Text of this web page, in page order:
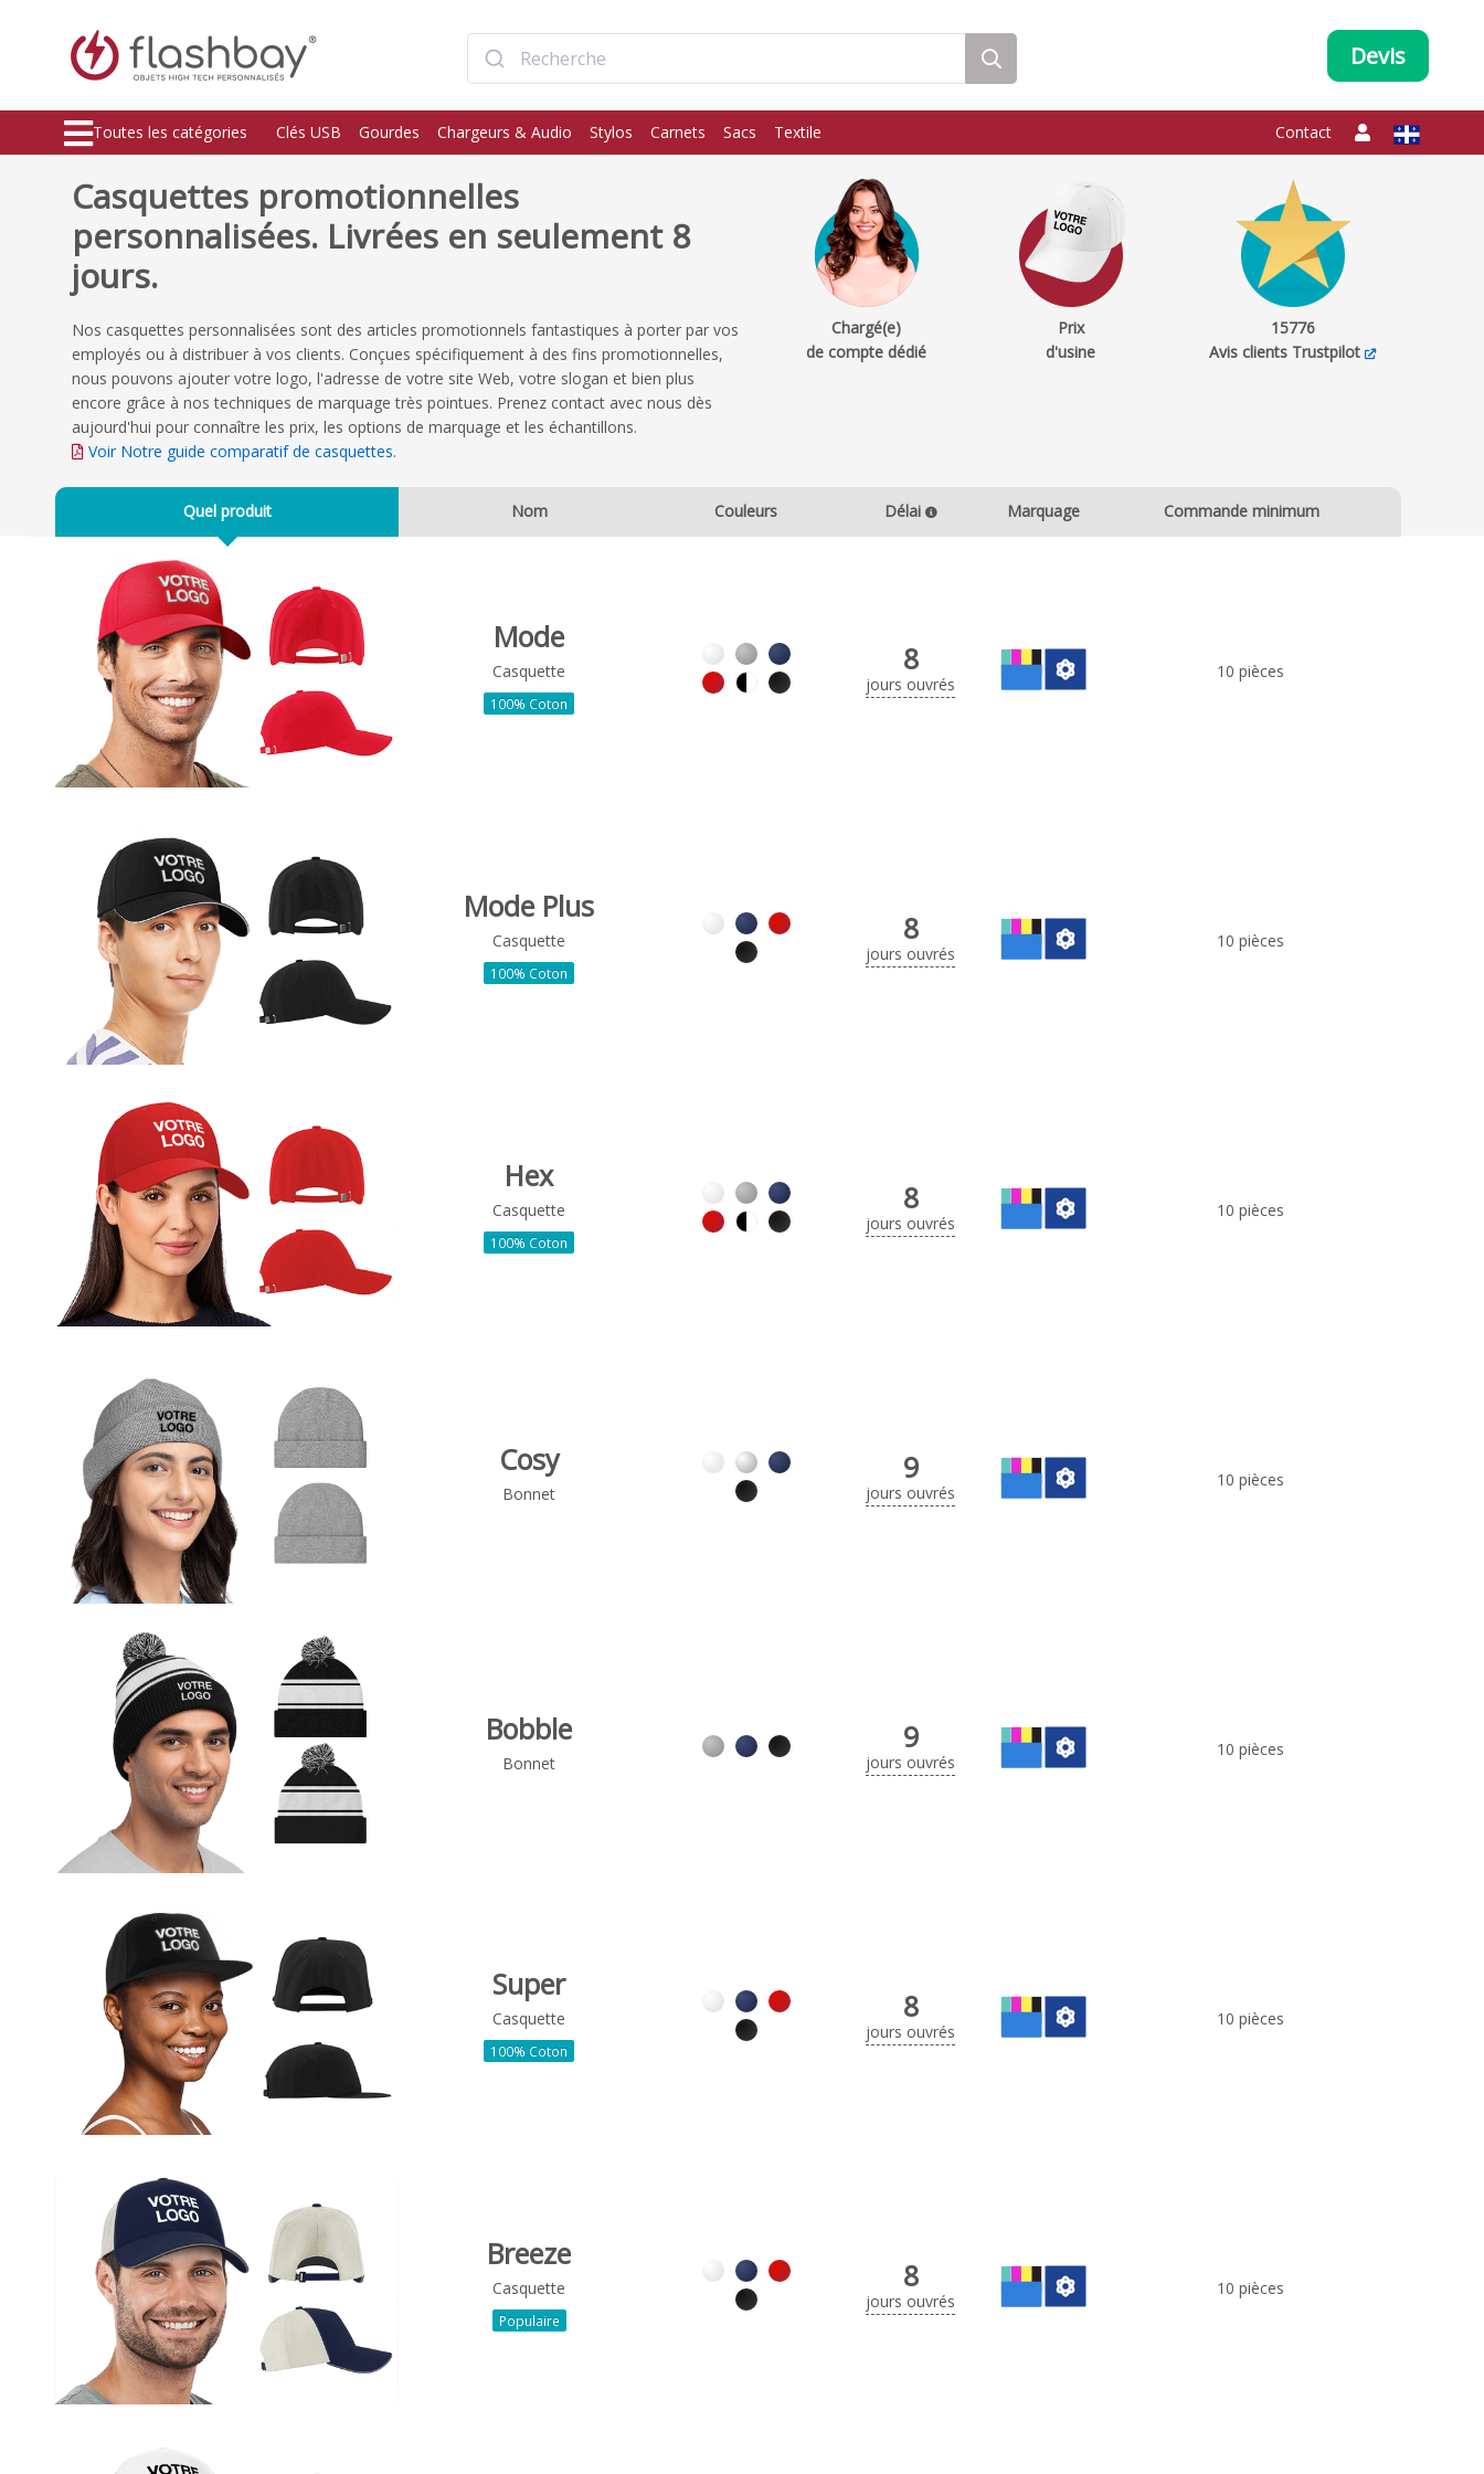
Devis
Toutes les catégories Clés USB Gourdes Chargeurs & Audio Stylos Carnets Sacs Textile Contact
Casquettes promotionnelles
personnalisées. Livrées en seulement 8
jours.
Nos casquettes personnalisées sont des articles promotionnels fantastiques à porter par vos
employés ou à distribuer à vos clients. Conçues spécifiquement à des fins promotionnelles,
nous pouvons ajouter votre logo, l'adresse de votre site Web, votre slogan et bien plus
encore grâce à nos techniques de marquage très pointues. Prenez contact avec nous dès
aujourd'hui pour connaître les prix, les options de marquage et les échantillons.
Voir Notre guide comparatif de casquettes.
Chargé(e)
de compte dédié
Prix
d'usine
15776
Avis clients Trustpilot
Quel produit Nom Couleurs Délai Marquage Commande minimum
Mode
Casquette
100% Coton
8
jours ouvrés
10 pièces
Mode Plus
Casquette
100% Coton
8
jours ouvrés
10 pièces
Hex
Casquette
100% Coton
8
jours ouvrés
10 pièces
Cosy
Bonnet
9
jours ouvrés
10 pièces
Bobble
Bonnet
9
jours ouvrés
10 pièces
Super
Casquette
100% Coton
8
jours ouvrés
10 pièces
Breeze
Casquette
Populaire
8
jours ouvrés
10 pièces